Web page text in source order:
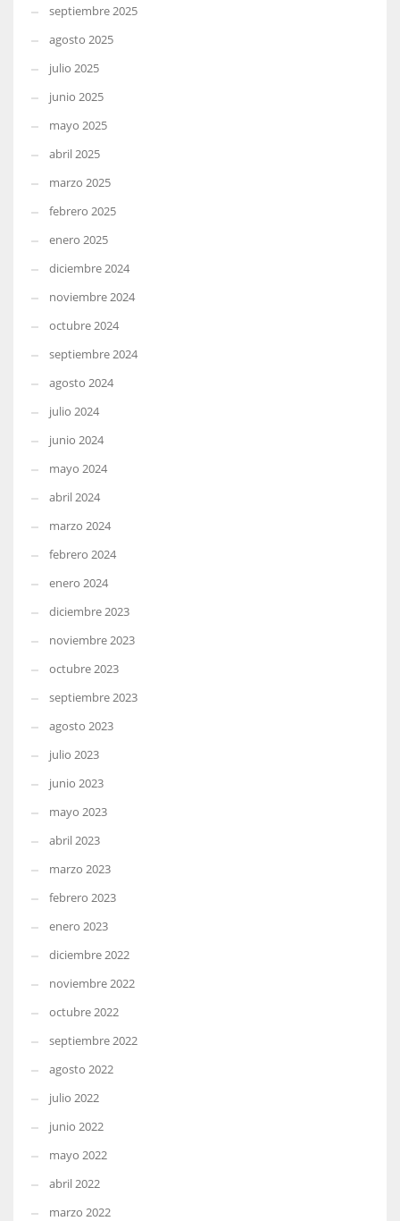
septiembre 2025
agosto 2025
julio 2025
junio 2025
mayo 2025
abril 2025
marzo 2025
febrero 2025
enero 2025
diciembre 2024
noviembre 2024
octubre 2024
septiembre 2024
agosto 2024
julio 2024
junio 2024
mayo 2024
abril 2024
marzo 2024
febrero 2024
enero 2024
diciembre 2023
noviembre 2023
octubre 2023
septiembre 2023
agosto 2023
julio 2023
junio 2023
mayo 2023
abril 2023
marzo 2023
febrero 2023
enero 2023
diciembre 2022
noviembre 2022
octubre 2022
septiembre 2022
agosto 2022
julio 2022
junio 2022
mayo 2022
abril 2022
marzo 2022